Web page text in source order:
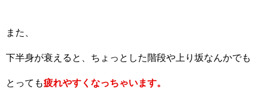
また、
下半身が衰えると、ちょっとした階段や上り坂なんかでも
とっても疲れやすくなっちゃいます。